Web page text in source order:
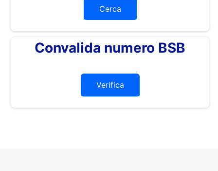
Cerca
Convalida numero BSB
Verifica